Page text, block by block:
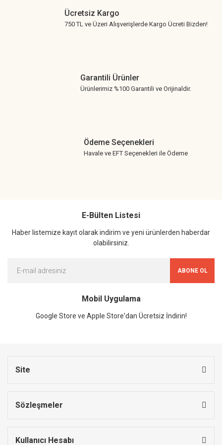
Ücretsiz Kargo
750 TL ve Üzeri Alışverişlerde Kargo Ücreti Bizden!
Garantili Ürünler
Ürünlerimiz %100 Garantili ve Orijinaldir.
Ödeme Seçenekleri
Havale ve EFT Seçenekleri ile Ödeme
E-Bülten Listesi
Haber listemize kayıt olarak indirim ve yeni ürünlerden haberdar
olabilirsiniz.
ABONE OL
Mobil Uygulama
Google Store ve Apple Store'dan Ücretsiz İndirin!
Site
Sözleşmeler
Kullanıcı Hesabı